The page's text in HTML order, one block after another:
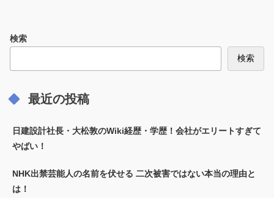
検索
検索
最近の投稿
日建設計社長・大松敦のWiki経歴・学歴！会社がエリートすぎて
やばい！
NHK出禁芸能人の名前を伏せる 二次被害ではない本当の理由と
は！